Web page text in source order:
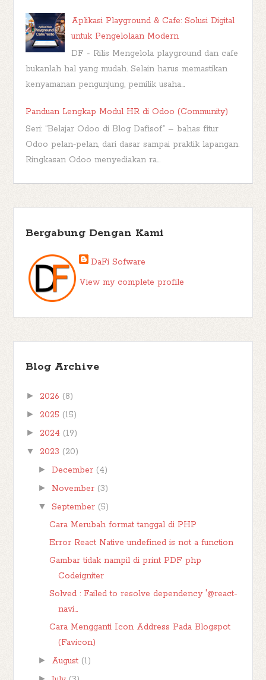
Aplikasi Playground & Cafe: Solusi Digital
untuk Pengelolaan Modern
DF - Rilis Mengelola playground dan cafe
bukanlah hal yang mudah. Selain harus memastikan
kenyamanan pengunjung, pemilik usaha...
Panduan Lengkap Modul HR di Odoo (Community)
Seri: “Belajar Odoo di Blog Dafisof” – bahas fitur
Odoo pelan‑pelan, dari dasar sampai praktik lapangan.
Ringkasan Odoo menyediakan ra...
Bergabung Dengan Kami
DaFi Sofware
View my complete profile
Blog Archive
►2026 (8)
►2025 (15)
►2024 (19)
▼ 2023 (20)
► December (4)
► November (3)
▼ September (5)
Cara Merubah format tanggal di PHP
Error React Native undefined is not a function
Gambar tidak nampil di print PDF php
Codeigniter
Solved : Failed to resolve dependency '@react-
navi...
Cara Mengganti Icon Address Pada Blogspot
(Favicon)
► August (1)